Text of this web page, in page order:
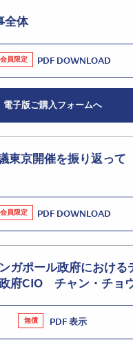
全体
会員限定 PDF DOWNLOAD
電子版ご購入フォームへ
東京開催を振り返っ
会員限定 PDF DOWNLOAD
ガポール政府における
府CIO チャン・チョ
無償 PDF 表示